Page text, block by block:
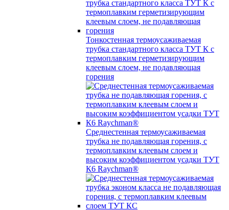
Тонкостенная термоусаживаемая
трубка стандартного класса ТУТ К с
термоплавким герметизирующим
клеевым слоем, не подавляющая
горения
Среднестенная термоусаживаемая
трубка не подавляющая горения, с
термоплавким клеевым слоем и
высоким коэффициентом усадки ТУТ
К6 Raychman®